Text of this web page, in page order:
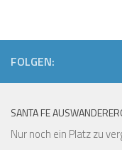
FOLGEN:
SANTA FE
Nur noch ein Platz zu